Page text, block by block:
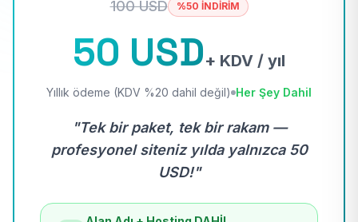
100 USD %50 İNDİRİM
50 USD+ KDV / yıl
Yıllık ödeme (KDV %20 dahil değil) Her Şey Dahil
"Tek bir paket, tek bir rakam —
profesyonel siteniz yılda yalnızca 50
USD!"